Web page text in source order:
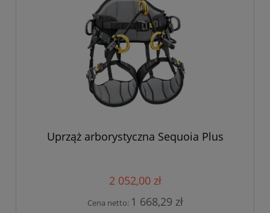
Uprząż arborystyczna Sequoia Plus
2 052,00 zł
Cena netto: 1 668,29 zł